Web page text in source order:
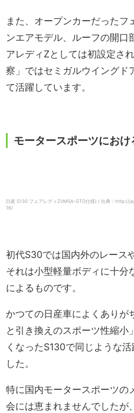
また、オープンカーだった
ンエアモデル、ルーフの開口
アレディZとしては初設定さ
察」ではセミガルウイングド
て活躍しています。
モータースポーツにお
日産 S130 フェアレディZ(IMSA-GTO仕様) / 出典：
16/
初代S30では国内外のレース
それは小型軽量ボディに十分
によるものです。
かつての日産車によくありが
と引き換えのスポーツ性縮
くなったS130で同じような
した。
特に国内モータースポーツの
会には恵まれませんでしたが